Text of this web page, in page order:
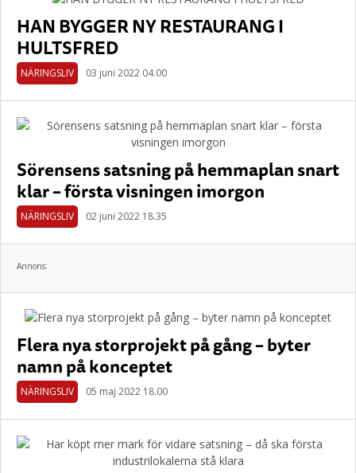
HAN BYGGER NY RESTAURANG I
HULTSFRED
NÄRINGSLIV 03 juni 2022 04.00
Sörensens satsning på hemmaplan snart
klar – första visningen imorgon
NÄRINGSLIV 02 juni 2022 18.35
Annons:
Flera nya storprojekt på gång – byter
namn på konceptet
NÄRINGSLIV 05 maj 2022 18.00